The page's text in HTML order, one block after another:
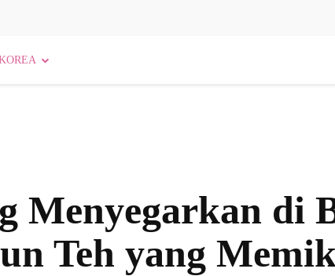
Menyegarkan di
Teh yang